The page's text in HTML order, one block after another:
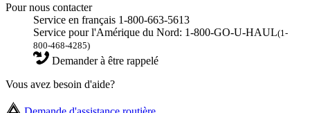
Pour nous contacter
Service en français 1-800-663-5613
Service pour l'Amérique du Nord: 1-800-GO-U-HAUL(1-
800-468-4285)
Demander à être rappelé
Vous avez besoin d'aide?